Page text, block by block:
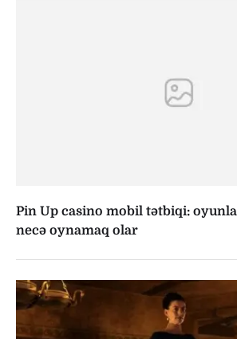
Pin Up casino mobil tətbiqi:
necə oynamaq olar